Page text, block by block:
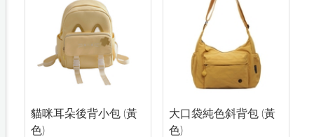
貓咪耳朵後背小包 (黃
色)
大口袋純色斜背包 (黃
色)